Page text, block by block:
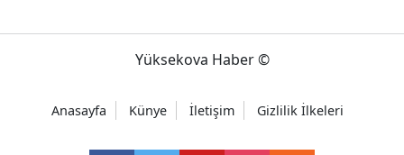
Yüksekova Haber ©
Anasayfa Künye İletişim Gizlilik İlkeleri